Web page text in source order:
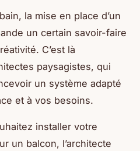
la mise en place d’un
un certain savoir-faire
C’est là
paysagistes, qui
un système adapté
et à vos besoins.
installer votre
un balcon, l’architecte